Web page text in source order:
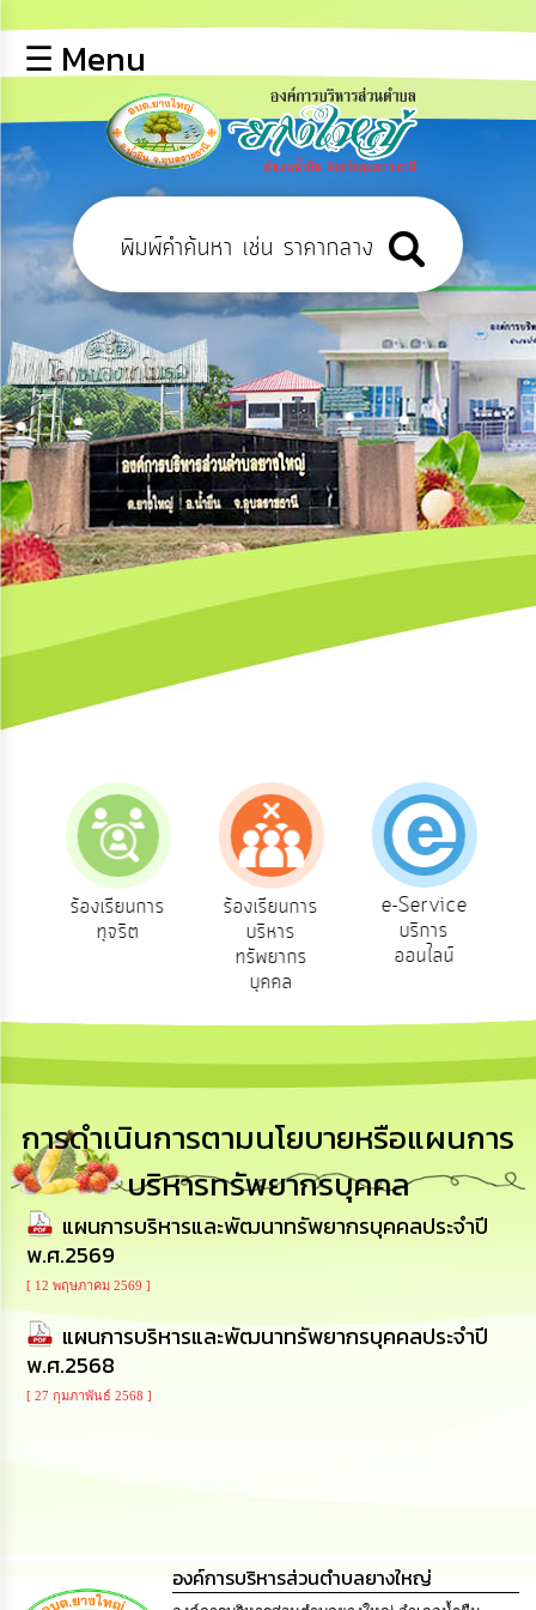
หลัก
ข้อมูล
พื้น
บุคลากร
ประชาสัมพันธ์
การ
ปฏิสัมพันธ์
ข้อมูล
รับ
ฟัง
ความ
คิด
แผน
แผน
พัฒนา
บริหาร/
พัฒนา
ทรัพยากร
บุคคล
ส่ง
เสริม
โปร่งใส
การ
จัด
ซื้อ
จัด
จ้าง
การ
เงิน
การ
คลัง
การ
☰ Menu
ร้องเรียนการ
ทุจริต
ร้องเรียนการ
บริหาร
ทรัพยากร
บุคคล
e-Service
บริการ
ออนไลน์
การดำเนินการตามนโยบายหรือแผนการ
บริหารทรัพยากรบุคคล
แผนการบริหารและพัฒนาทรัพยากรบุคคลประจำปี
พ.ศ.2569
[ 12 พฤษภาคม 2569 ]
แผนการบริหารและพัฒนาทรัพยากรบุคคลประจำปี
พ.ศ.2568
[ 27 กุมภาพันธ์ 2568 ]
องค์การบริหารส่วนตำบลยางใหญ่